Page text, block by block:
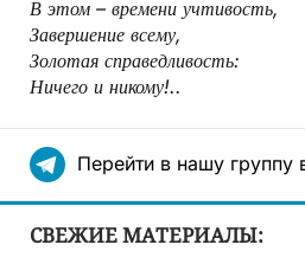
В этом – времени учтивость,
Завершение всему,
Золотая справедливость:
Ничего и никому!..
Перейти в нашу группу
СВЕЖИЕ МАТЕРИАЛЫ: